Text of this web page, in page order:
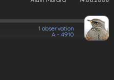
1 observation
A - 4910